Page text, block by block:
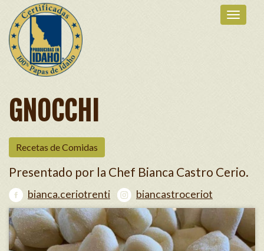
GNOCCHI
Recetas de Comidas
Presentado por la Chef Bianca Castro Cerio.
bianca.ceriotrenti biancastroceriot